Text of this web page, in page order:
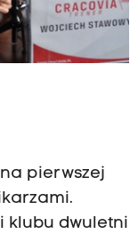
pierwszej
klubu dwuletni